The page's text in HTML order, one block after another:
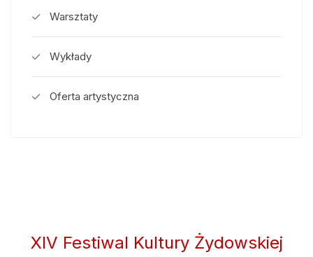
Warsztaty
Wykłady
Oferta artystyczna
XIV Festiwal Kultury Żydowskiej